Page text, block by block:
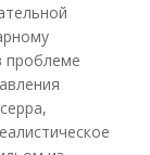
проблеме